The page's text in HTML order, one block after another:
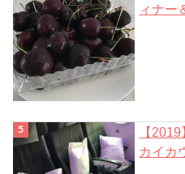
ィナー
【
カイカ